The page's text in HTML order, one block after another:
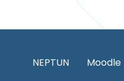
NEPTUN Moodle